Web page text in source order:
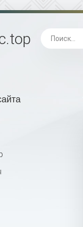
.top